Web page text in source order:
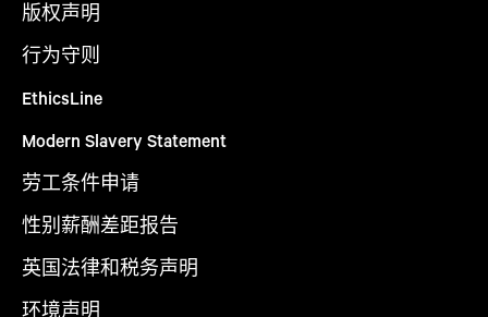
版权声明
行为守则
EthicsLine
Modern Slavery Statement
劳工条件申请
性别薪酬差距报告
英国法律和税务声明
环境声明